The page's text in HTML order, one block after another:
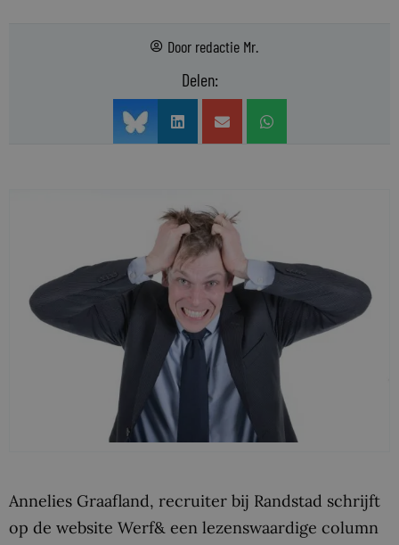
Door redactie Mr.
Delen:
Annelies Graafland, recruiter bij Randstad schrijft
op de website Werf& een lezenswaardige column